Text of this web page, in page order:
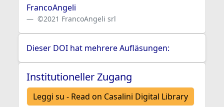
FrancoAngeli
©2021 FrancoAngeli srl
Dieser DOI hat mehrere Aufläsungen:
Institutioneller Zugang
Leggi su - Read on Casalini Digital Library